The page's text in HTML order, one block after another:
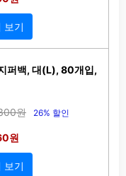
보기
퍼백, 대(L), 80개입,
원 26% 할인
원
보기